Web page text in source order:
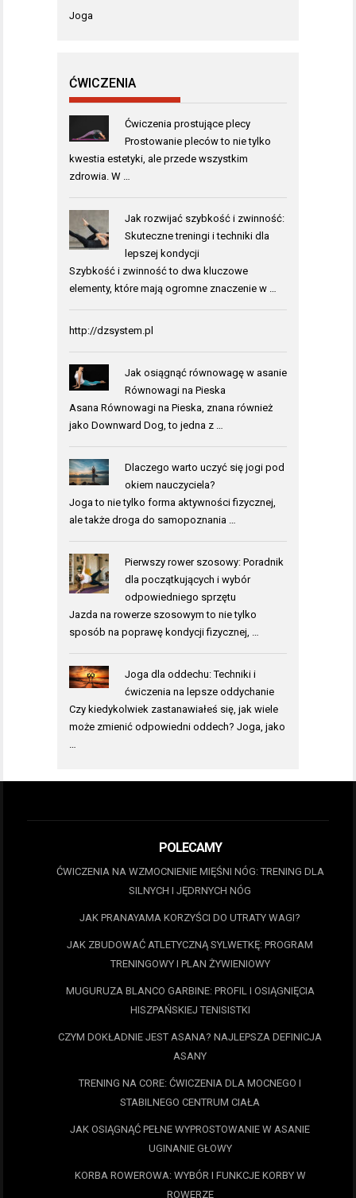
Joga
ĆWICZENIA
Ćwiczenia prostujące plecy
Prostowanie pleców to nie tylko
kwestia estetyki, ale przede wszystkim
zdrowia. W …
Jak rozwijać szybkość i zwinność:
Skuteczne treningi i techniki dla
lepszej kondycji
Szybkość i zwinność to dwa kluczowe
elementy, które mają ogromne znaczenie w …
http://dzsystem.pl
Jak osiągnąć równowagę w asanie
Równowagi na Pieska
Asana Równowagi na Pieska, znana również
jako Downward Dog, to jedna z …
Dlaczego warto uczyć się jogi pod
okiem nauczyciela?
Joga to nie tylko forma aktywności fizycznej,
ale także droga do samopoznania …
Pierwszy rower szosowy: Poradnik
dla początkujących i wybór
odpowiedniego sprzętu
Jazda na rowerze szosowym to nie tylko
sposób na poprawę kondycji fizycznej, …
Joga dla oddechu: Techniki i
ćwiczenia na lepsze oddychanie
Czy kiedykolwiek zastanawiałeś się, jak wiele
może zmienić odpowiedni oddech? Joga, jako
…
POLECAMY
ĆWICZENIA NA WZMOCNIENIE MIĘŚNI NÓG: TRENING DLA
SILNYCH I JĘDRNYCH NÓG
JAK PRANAYAMA KORZYŚCI DO UTRATY WAGI?
JAK ZBUDOWAĆ ATLETYCZNĄ SYLWETKĘ: PROGRAM
TRENINGOWY I PLAN ŻYWIENIOWY
MUGURUZA BLANCO GARBINE: PROFIL I OSIĄGNIĘCIA
HISZPAŃSKIEJ TENISISTKI
CZYM DOKŁADNIE JEST ASANA? NAJLEPSZA DEFINICJA
ASANY
TRENING NA CORE: ĆWICZENIA DLA MOCNEGO I
STABILNEGO CENTRUM CIAŁA
JAK OSIĄGNĄĆ PEŁNE WYPROSTOWANIE W ASANIE
UGINANIE GŁOWY
KORBA ROWEROWA: WYBÓR I FUNKCJE KORBY W
ROWERZE